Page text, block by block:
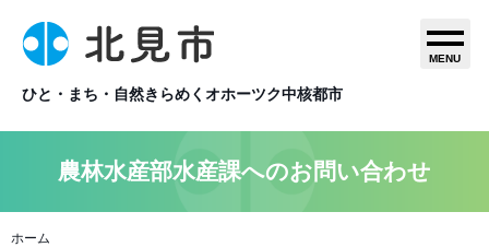
ひと・まち・自然きらめくオホーツク中核都市
MENU
農林水産部水産課へのお問い合わせ
ホーム